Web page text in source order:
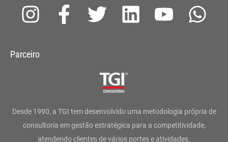
I
s
g
r
F
a
o
o
T
t
e
r
L
d
i
Y
b
e
W
a
p
Parceiro
Desde 1990, a TGI tem desenvolvido uma metodologia própria de
consultoria em gestão estratégica para a competitividade,
atendendo clientes de vários portes e atividades.